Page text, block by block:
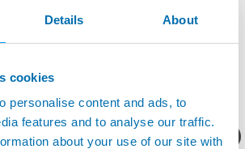
Details About
cookies
personalise content and ads, to
features and to analyse our traffic.
about your use of our site with
您想要了解什么呢？